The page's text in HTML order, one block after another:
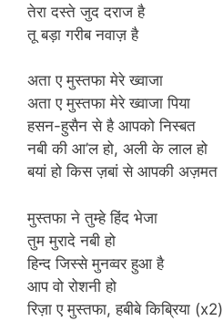
तेरा दस्ते जुद दराज है
तू बड़ा गरीब नवाज़ है
अता ए मुस्तफा मेरे ख्वाजा
अता ए मुस्तफा मेरे ख्वाजा पिया
हसन-हुसैन से है आपको निस्बत
नबी की आ’ल हो, अली के लाल हो
बयां हो किस ज़बां से आपकी अज़मत
मुस्तफा ने तुम्हे हिंद भेजा
तुम मुरादे नबी हो
हिन्द जिस्से मुनव्वर हुआ है
आप वो रोशनी हो
रिज़ा ए मुस्तफा, हबीबे किब्रिया (x2)